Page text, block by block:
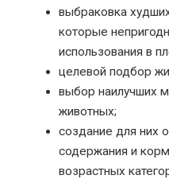
выбраковка
которые
использования в
целевой подбор
выбор наилучших
животных;
создание для них
содержания и
возрастных